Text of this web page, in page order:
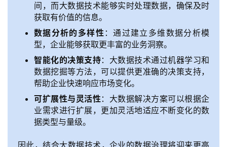
间，而大数据技术能够实时处理数据，确保及时
获取有价值的信息。
数据分析的多样性 ：通过建立多维数据分析模
型，企业能够获取更丰富的业务洞察。
智能化的决策支持：大数据技术通过机器学习和
数据挖掘等方法，可以提供更准确的决策支持，
帮助企业快速响应市场变化。
可扩展性与灵活性：大数据解决方案可以根据企
业需求进行扩展，更加灵活地适应不断变化的数
据类型与量级。